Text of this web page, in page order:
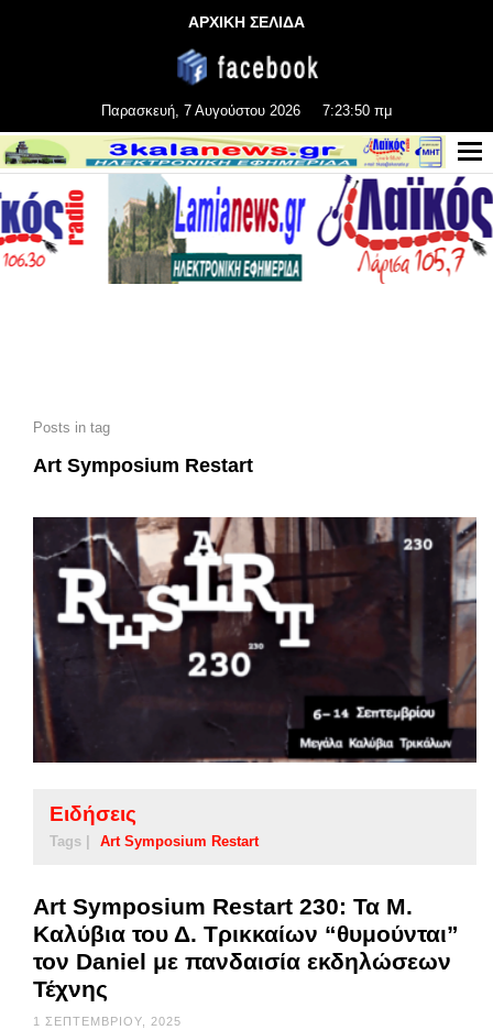
ΑΡΧΙΚΗ ΣΕΛΙΔΑ
Παρασκευή, 7 Αυγούστου 2026 7:23:51 πμ
Posts in tag
Art Symposium Restart
Ειδήσεις
Tags | Art Symposium Restart
Art Symposium Restart 230: Τα Μ.
Καλύβια του Δ. Τρικκαίων “θυμούνται”
τον Daniel με πανδαισία εκδηλώσεων
Τέχνης
1 ΣΕΠΤΕΜΒΡΊΟΥ, 2025